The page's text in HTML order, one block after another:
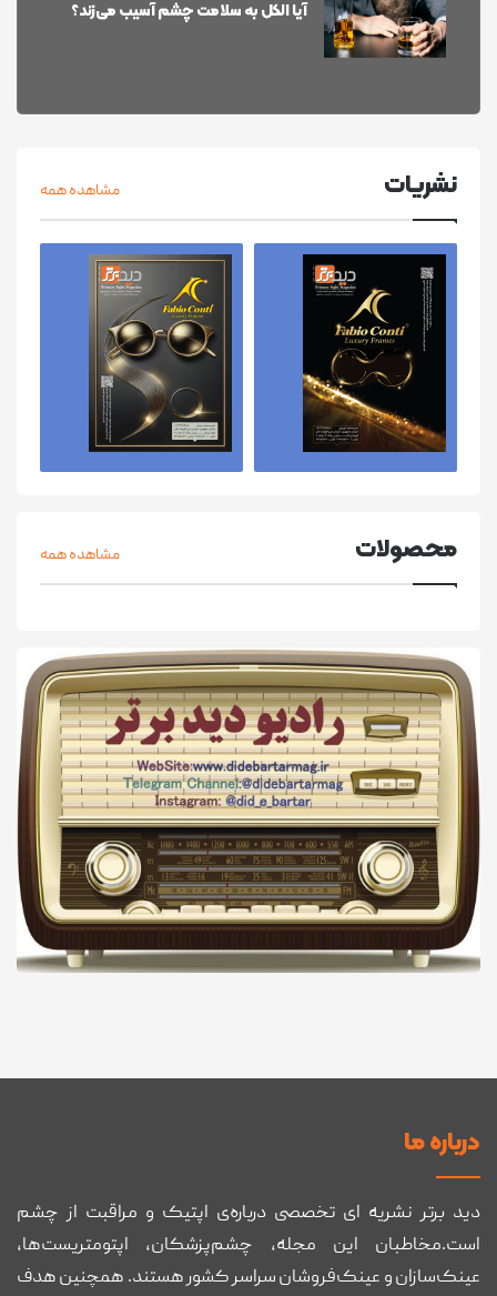
آیا الکل به سلامت چشم آسیب می‌زند؟
نشریات مشاهده همه
محصولات مشاهده همه
درباره ما
دید برتر نشریه ای تخصصی درباره‌ی اپتیک و مراقبت از چشم
است.مخاطبان این مجله، چشم‌پزشکان، اپتومتریست‌ها،
عینک‌سازان و عینک‌فروشان سراسر کشور هستند. همچنین هدف